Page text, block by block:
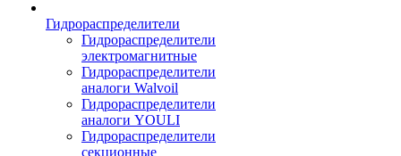
Гидрораспределители
Гидрораспределители
электромагнитные
Гидрораспределители
аналоги Walvoil
Гидрораспределители
аналоги YOULI
Гидрораспределители
секционные